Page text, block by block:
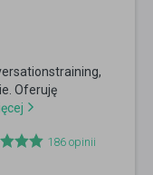
Oferuję
186 opinii